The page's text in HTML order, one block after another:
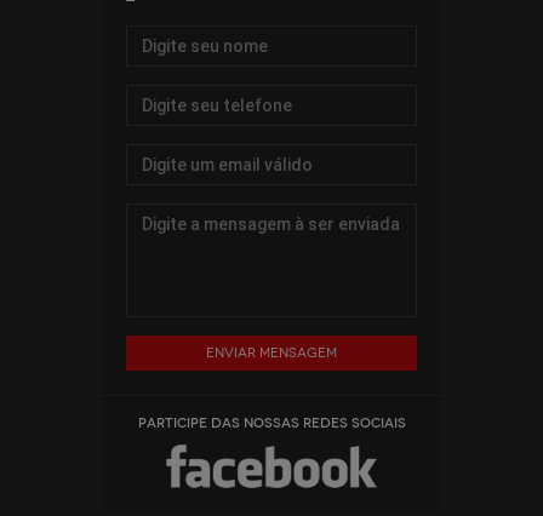
Enviar mensagem
PARTICIPE DAS NOSSAS REDES SOCIAIS